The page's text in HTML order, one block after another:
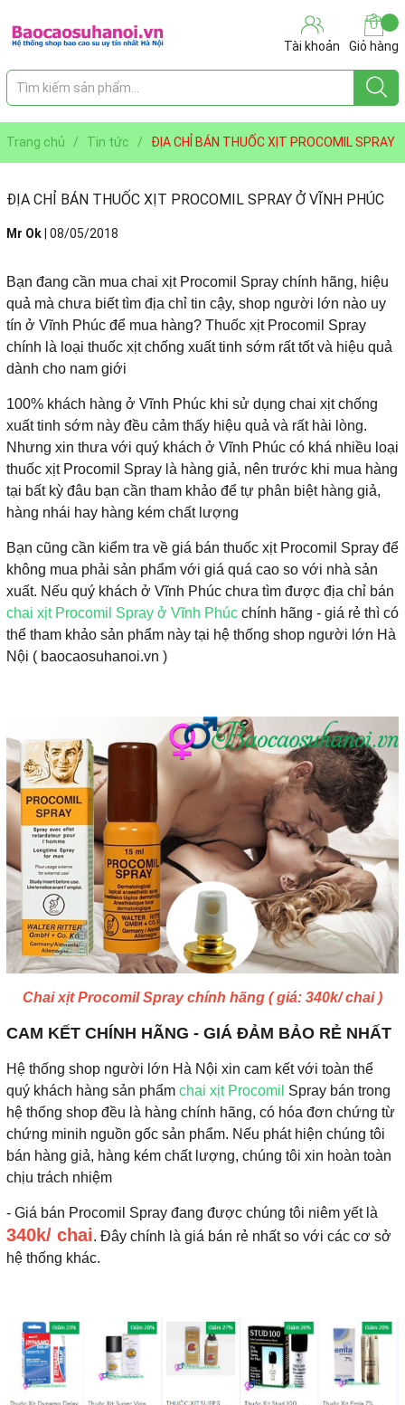
Tài khoản Giỏ hàng
Trang chủ / Tin tức /
ĐỊA CHỈ BÁN THUỐC XỊT PROCOMIL SPRAY
Ở VĨNH PHÚC
ĐỊA CHỈ BÁN THUỐC XỊT PROCOMIL SPRAY Ở VĨNH PHÚC
Mr Ok 08/05/2018
Bạn đang cần mua chai xịt Procomil Spray chính hãng, hiệu
quả mà chưa biết tìm địa chỉ tin cậy, shop người lớn nào uy
tín ở Vĩnh Phúc để mua hàng? Thuốc xịt Procomil Spray
chính là loại thuốc xịt chống xuất tinh sớm rất tốt và hiệu quả
dành cho nam giới
100% khách hàng ở Vĩnh Phúc khi sử dụng chai xịt chống
xuất tinh sớm này đều cảm thấy hiệu quả và rất hài lòng.
Nhưng xin thưa với quý khách ở Vĩnh Phúc có khá nhiều loại
thuốc xịt Procomil Spray là hàng giả, nên trước khi mua hàng
tại bất kỳ đâu bạn cần tham khảo để tự phân biệt hàng giả,
hàng nhái hay hàng kém chất lượng
Bạn cũng cần kiểm tra về giá bán thuốc xịt Procomil Spray để
không mua phải sản phẩm với giá quá cao so với nhà sản
xuất. Nếu quý khách ở Vĩnh Phúc chưa tìm được địa chỉ bán
chai xịt Procomil Spray ở Vĩnh Phúc chính hãng - giá rẻ thì có
thể tham khảo sản phẩm này tại hệ thống shop người lớn Hà
Nội ( baocaosuhanoi.vn )
Chai xịt Procomil Spray chính hãng ( giá: 340k/ chai )
CAM KẾT CHÍNH HÃNG - GIÁ ĐẢM BẢO RẺ NHẤT
Hệ thống shop người lớn Hà Nội xin cam kết với toàn thể
quý khách hàng sản phẩm chai xịt Procomil Spray bán trong
hệ thống shop đều là hàng chính hãng, có hóa đơn chứng từ
chứng minih nguồn gốc sản phẩm. Nếu phát hiện chúng tôi
bán hàng giả, hàng kém chất lượng, chúng tôi xin hoàn toàn
chịu trách nhiệm
- Giá bán Procomil Spray đang được chúng tôi niêm yết là
340k/ chai. Đây chính là giá bán rẻ nhất so với các cơ sở
hệ thống khác.